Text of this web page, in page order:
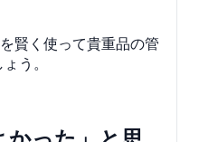
賢く使って貴重品の管
う。